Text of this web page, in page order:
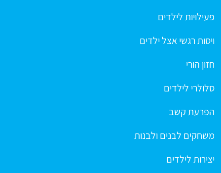
פעילויות לילדים
ויסות רגשי אצל ילדים
חזון הורי
סלולרי לילדים
הפרעת קשב
משחקים לבנים ולבנות
יצירות לילדים